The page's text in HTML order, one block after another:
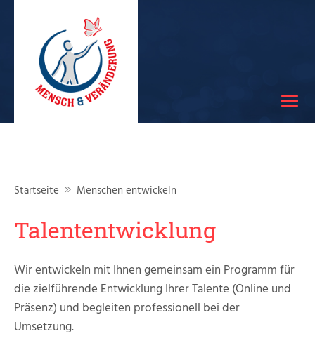
Change
Innovationskultur
Startseite Menschen entwickeln
Talententwicklung
Wir entwickeln mit Ihnen gemeinsam ein Programm für
die zielführende Entwicklung Ihrer Talente (Online und
Präsenz) und begleiten professionell bei der
Umsetzung.